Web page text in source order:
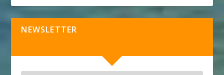
NEWSLETTER